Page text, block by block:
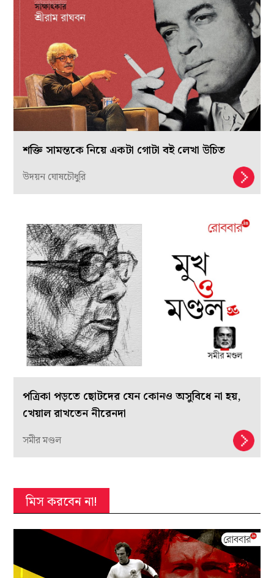
শক্তি সামন্তকে নিয়ে একটা গোটা বই লেখা উচিত
উদয়ন ঘোষচৌধুরি
পত্রিকা পড়তে ছোটদের যেন কোনও অসুবিধে না হয়,
খেয়াল রাখতেন নীরেনদা
সমীর মণ্ডল
মিস করবেন না!